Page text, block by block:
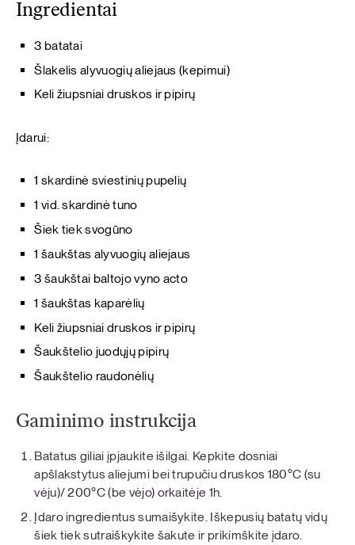
Ingredientai
3 batatai
Šlakelis alyvuogių aliejaus (kepimui)
Keli žiupsniai druskos ir pipirų
Įdarui:
1 skardinė sviestinių pupelių
1 vid. skardinė tuno
Šiek tiek svogūno
1 šaukštas alyvuogių aliejaus
3 šaukštai baltojo vyno acto
1 šaukštas kaparėlių
Keli žiupsniai druskos ir pipirų
Šaukštelio juodųjų pipirų
Šaukštelio raudonėlių
Gaminimo instrukcija
Batatus giliai įpjaukite išilgai. Kepkite dosniai
apšlakstytus aliejumi bei trupučiu druskos 180°C (su
vėju)/ 200°C (be vėjo) orkaitėje 1h.
Įdaro ingredientus sumaišykite. Iškepusių batatų vidų
šiek tiek sutraiškykite šakute ir prikimškite įdaro.⁠